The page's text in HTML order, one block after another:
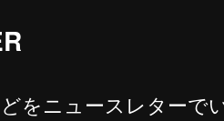
をニュースレターで